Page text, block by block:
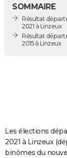
Destinations
City break
Voyage nature
Voyage de noces
Forum
Climat
GUIDES D'ACHAT
COPAINS D'AVANT
S'inscrire
Se connecter
Lycées
Collèges
Primaires
Universités
Entreprises
Service militaire
Avis de recherche
AVIS DE DÉCÈS
SOMMAIRE
Résultat
2021 à Linzeux
Résultat
2015 à Linzeux
Les élections
2021 à Linzeux
binômes du